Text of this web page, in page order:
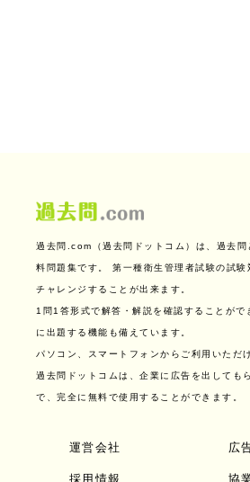
過去問.com（過去問ドットコム）は、過去問
料問題集です。 第一種衛生管理者試験の試験
チャレンジすることが出来ます。
1問1答形式で解答・解説を確認することがで
に出題する機能も備えています。
パソコン、スマートフォンからご利用いただ
過去問ドットコムは、企業に広告を出しても
で、完全に無料で使用することができます。
運営会社 広
採用情報 協